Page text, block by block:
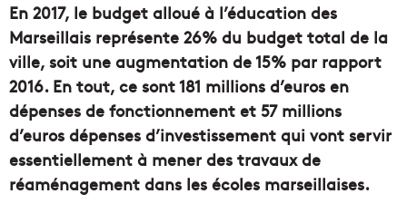
En 2017, le budget alloué à l’éducation des
Marseillais représente 26% du budget total de la
ville, soit une augmentation de 15% par rapport
2016. En tout, ce sont 181 millions d’euros en
dépenses de fonctionnement et 57 millions
d’euros dépenses d’investissement qui vont servir
essentiellement à mener des travaux de
réaménagement dans les écoles marseillaises.